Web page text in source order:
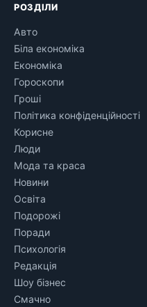
РОЗДІЛИ
Авто
Біла економіка
Економіка
Гороскопи
Гроші
Політика конфіденційності
Корисне
Люди
Мода та краса
Новини
Освіта
Подорожі
Поради
Психологія
Редакція
Шоу бізнес
Смачно